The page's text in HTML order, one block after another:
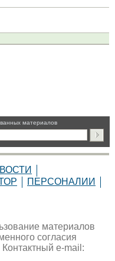
материалов
ПЕРСОНАЛИИ
материалов
согласия
Контактный e-mail: